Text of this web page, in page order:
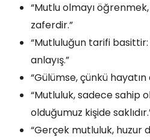
“Mutlu olmayı
zaferdir.”
“Mutluluğun tarifi
anlayış.”
“Gülümse, çünkü hayatın
“Mutluluk, sadece sahip
olduğumuz kişide
“Gerçek mutluluk, huzur